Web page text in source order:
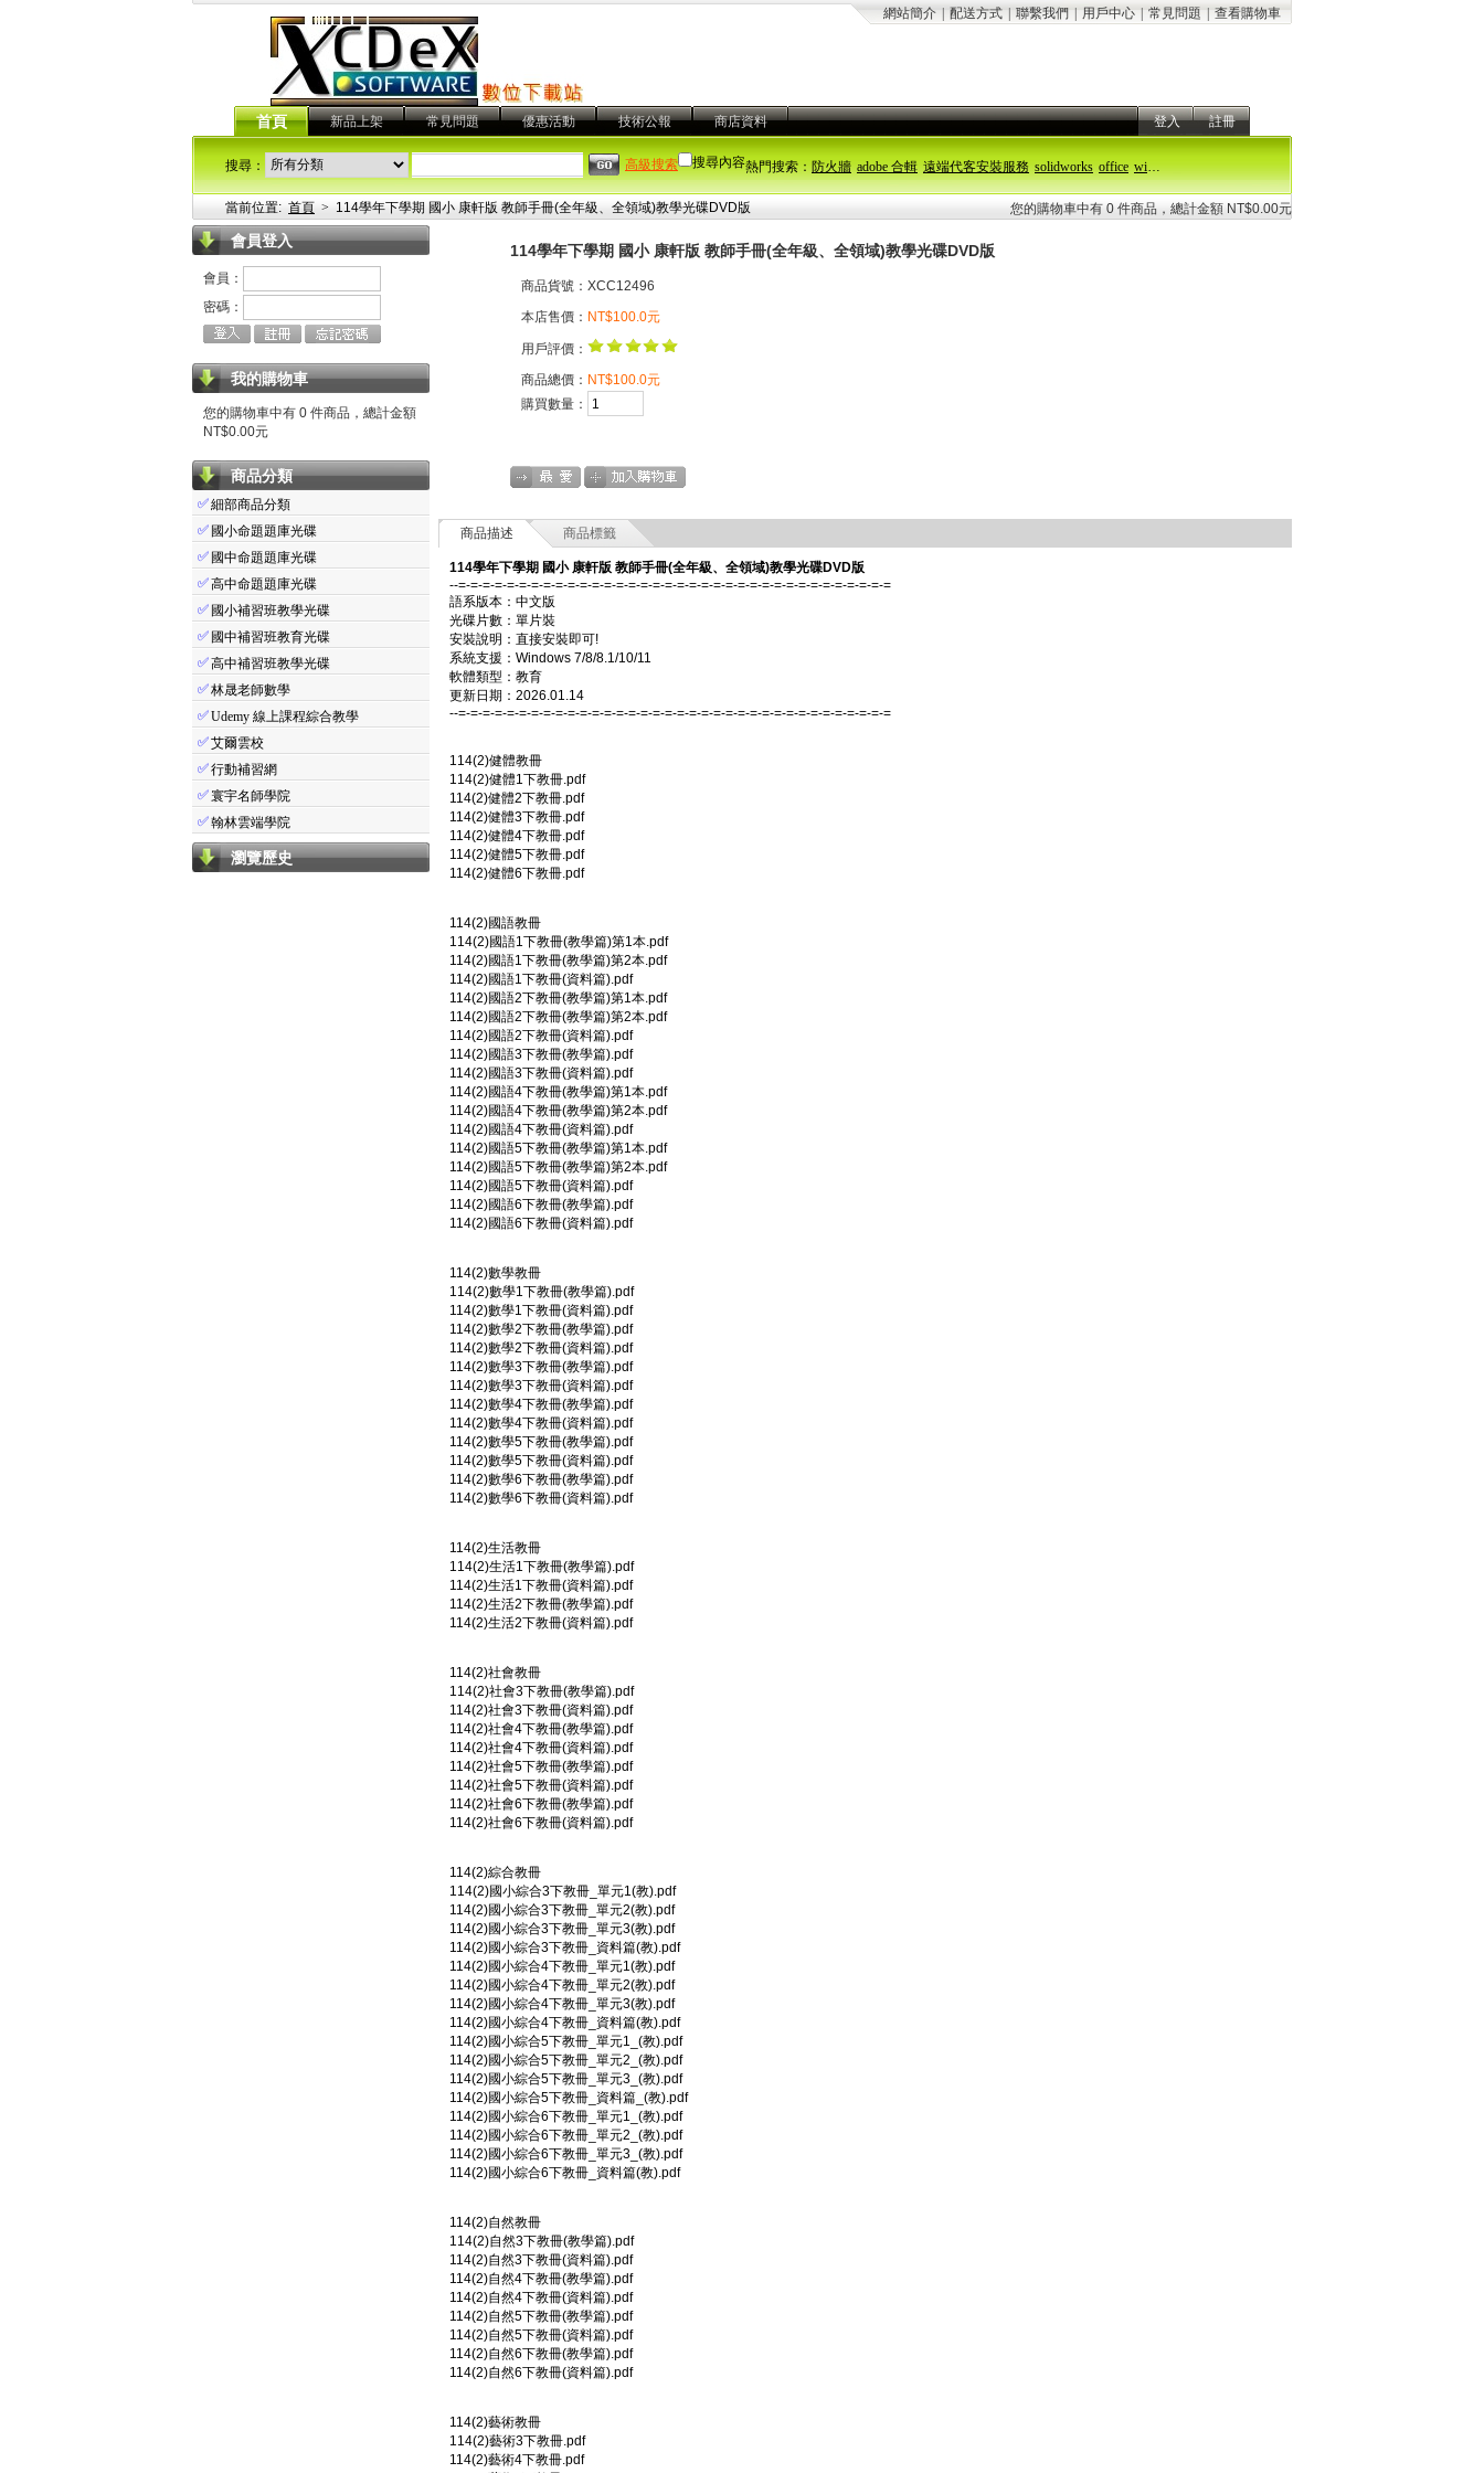
網站簡介 配送方式 聯繫我們 用戶中心 常見問題 查看購物車
首頁 新品上架 常見問題 優惠活動 技術公報 商店資料 登入 註冊
熱門搜索：防火牆 adobe 合輯 遠端代客安裝服務 solidworks office windows 11
搜尋： 搜尋內容
高級搜索
當前位置: 首頁 > 114學年下學期 國小 康軒版 教師手冊(全年級、全領域)教學光碟DVD版 您的購物車中有 0 件商品，總計金額 NT$0.00元
會員登入
會員：
密碼：
我的購物車
您的購物車中有 0 件商品，總計金額
NT$0.00元
商品分類
✅細部商品分類
✅ 國小命題題庫光碟
✅ 國中命題題庫光碟
✅高中命題題庫光碟
✅ 國小補習班教學光碟
✅ 國中補習班教育光碟
✅高中補習班教學光碟
✅林晟老師數學
✅Udemy 線上課程綜合教學
✅艾爾雲校
✅行動補習網
✅寰宇名師學院
✅翰林雲端學院
瀏覽歷史
114學年下學期 國小 康軒版 教師手冊(全年級、全領域)教學光碟DVD版
商品貨號：XCC12496
本店售價： NT$100.0元
用戶評價：
商品總價： NT$100.0元
購買數量：
商品描述 商品標籤
114學年下學期 國小 康軒版 教師手冊(全年級、全領域)教學光碟DVD版
--=-=-=-=-=-=-=-=-=-=-=-=-=-=-=-=-=-=-=-=-=-=-=-=-=-=-=-=-=-=-=-=-=-=-=-=
語系版本：中文版
光碟片數：單片裝
安裝說明：直接安裝即可!
系統支援：Windows 7/8/8.1/10/11
軟體類型：教育
更新日期：2026.01.14
--=-=-=-=-=-=-=-=-=-=-=-=-=-=-=-=-=-=-=-=-=-=-=-=-=-=-=-=-=-=-=-=-=-=-=-=
114(2)健體教冊
114(2)健體1下教冊.pdf
114(2)健體2下教冊.pdf
114(2)健體3下教冊.pdf
114(2)健體4下教冊.pdf
114(2)健體5下教冊.pdf
114(2)健體6下教冊.pdf
114(2)國語教冊
114(2)國語1下教冊(教學篇)第1本.pdf
114(2)國語1下教冊(教學篇)第2本.pdf
114(2)國語1下教冊(資料篇).pdf
114(2)國語2下教冊(教學篇)第1本.pdf
114(2)國語2下教冊(教學篇)第2本.pdf
114(2)國語2下教冊(資料篇).pdf
114(2)國語3下教冊(教學篇).pdf
114(2)國語3下教冊(資料篇).pdf
114(2)國語4下教冊(教學篇)第1本.pdf
114(2)國語4下教冊(教學篇)第2本.pdf
114(2)國語4下教冊(資料篇).pdf
114(2)國語5下教冊(教學篇)第1本.pdf
114(2)國語5下教冊(教學篇)第2本.pdf
114(2)國語5下教冊(資料篇).pdf
114(2)國語6下教冊(教學篇).pdf
114(2)國語6下教冊(資料篇).pdf
114(2)數學教冊
114(2)數學1下教冊(教學篇).pdf
114(2)數學1下教冊(資料篇).pdf
114(2)數學2下教冊(教學篇).pdf
114(2)數學2下教冊(資料篇).pdf
114(2)數學3下教冊(教學篇).pdf
114(2)數學3下教冊(資料篇).pdf
114(2)數學4下教冊(教學篇).pdf
114(2)數學4下教冊(資料篇).pdf
114(2)數學5下教冊(教學篇).pdf
114(2)數學5下教冊(資料篇).pdf
114(2)數學6下教冊(教學篇).pdf
114(2)數學6下教冊(資料篇).pdf
114(2)生活教冊
114(2)生活1下教冊(教學篇).pdf
114(2)生活1下教冊(資料篇).pdf
114(2)生活2下教冊(教學篇).pdf
114(2)生活2下教冊(資料篇).pdf
114(2)社會教冊
114(2)社會3下教冊(教學篇).pdf
114(2)社會3下教冊(資料篇).pdf
114(2)社會4下教冊(教學篇).pdf
114(2)社會4下教冊(資料篇).pdf
114(2)社會5下教冊(教學篇).pdf
114(2)社會5下教冊(資料篇).pdf
114(2)社會6下教冊(教學篇).pdf
114(2)社會6下教冊(資料篇).pdf
114(2)綜合教冊
114(2)國小綜合3下教冊_單元1(教).pdf
114(2)國小綜合3下教冊_單元2(教).pdf
114(2)國小綜合3下教冊_單元3(教).pdf
114(2)國小綜合3下教冊_資料篇(教).pdf
114(2)國小綜合4下教冊_單元1(教).pdf
114(2)國小綜合4下教冊_單元2(教).pdf
114(2)國小綜合4下教冊_單元3(教).pdf
114(2)國小綜合4下教冊_資料篇(教).pdf
114(2)國小綜合5下教冊_單元1_(教).pdf
114(2)國小綜合5下教冊_單元2_(教).pdf
114(2)國小綜合5下教冊_單元3_(教).pdf
114(2)國小綜合5下教冊_資料篇_(教).pdf
114(2)國小綜合6下教冊_單元1_(教).pdf
114(2)國小綜合6下教冊_單元2_(教).pdf
114(2)國小綜合6下教冊_單元3_(教).pdf
114(2)國小綜合6下教冊_資料篇(教).pdf
114(2)自然教冊
114(2)自然3下教冊(教學篇).pdf
114(2)自然3下教冊(資料篇).pdf
114(2)自然4下教冊(教學篇).pdf
114(2)自然4下教冊(資料篇).pdf
114(2)自然5下教冊(教學篇).pdf
114(2)自然5下教冊(資料篇).pdf
114(2)自然6下教冊(教學篇).pdf
114(2)自然6下教冊(資料篇).pdf
114(2)藝術教冊
114(2)藝術3下教冊.pdf
114(2)藝術4下教冊.pdf